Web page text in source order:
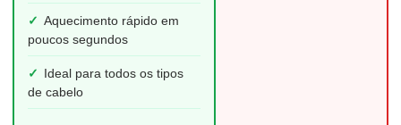
✓ Aquecimento rápido em
poucos segundos
✓
Ideal para todos os tipos
de cabelo